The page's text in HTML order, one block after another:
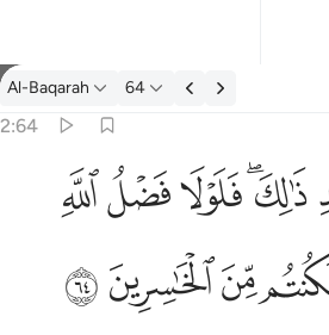
Tafsir: Al-Baqarah 2:64
Al-Baqarah 64
2:64
عليكم ورحمته لكنتم من الخاسرين ٦٤
وَرَحْمَتُهُۥ لَكُنتُم مِّنَ ٱلْخَـٰسِرِينَ ٦٤
ﱮﱯﱰﱱﱲ
ﱶﱷﱸ